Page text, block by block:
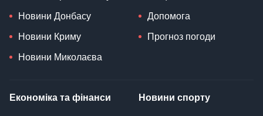
Новини Донбасу
Новини Криму
Новини Миколаєва
Допомога
Прогноз погоди
Економіка та фінанси Новини спорту